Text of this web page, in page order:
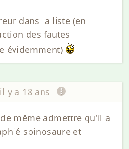
dans la liste (en
des fautes
évidemment)
il y a 18 ans
même admettre qu'il a
spinosaure et